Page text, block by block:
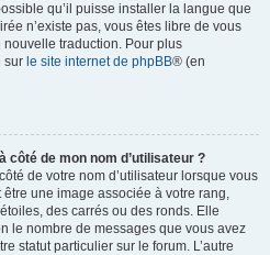
qu’il puisse installer la langue que
n’existe pas, vous êtes libre de vous
traduction. Pour plus
sur le site internet de phpBB® (en
côté de mon nom d’utilisateur ?
de votre nom d’utilisateur lorsque vous
une image associée à votre rang,
des carrés ou des ronds. Elle
le nombre de messages que vous avez
statut particulier sur le forum. L’autre